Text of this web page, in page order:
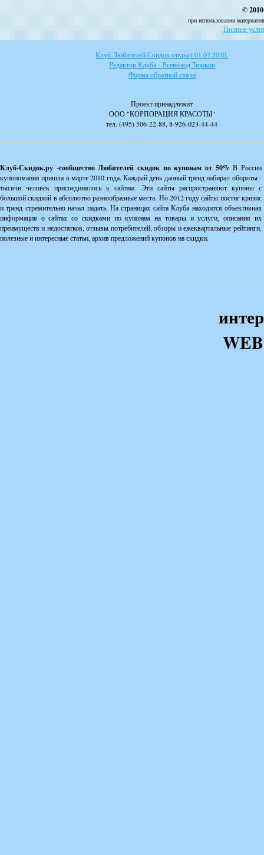
©
при использовании
Полные
Клуб Любителей Скидок открыт 01.07.2010.
Редактор Клуба - Всеволод Тюркин
Форма обратной связи
Проект принадлежит
ООО "КОРПОРАЦИЯ КРАСОТЫ"
тел. (495) 506-22-88, 8-926-023-44-44
Клуб-Скидок.ру -сообщество Любителей скидок по купонам от 50%В России
купономания пришла в марте 2010 года. Каждый день данный тренд набирал обороты -
тысячи человек присоединялось к сайтам. Эти сайты распространяют купоны с
большой скидкой в абсолютно разнообразные места. Но 2012 году сайты постиг кризис
и тренд стремительно начал падать. На страницах сайта Клуба находится объективная
информация о сайтах со скидками по купонам на товары и услуги, описания их
преимуществ и недостатков, отзывы потребителей, обзоры и ежеквартальные рейтинги,
полезные и интересные статьи, архив предложений купонов на скидки.